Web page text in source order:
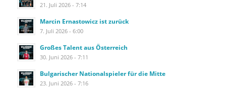
21. Juli 2026 - 7:14
Marcin Ernastowicz ist zurück
7. Juli 2026 - 6:00
Großes Talent aus Österreich
30. Juni 2026 - 7:11
Bulgarischer Nationalspieler für die Mitte
23. Juni 2026 - 7:16